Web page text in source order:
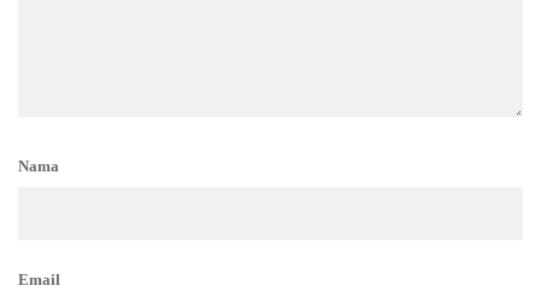
Nama
Email